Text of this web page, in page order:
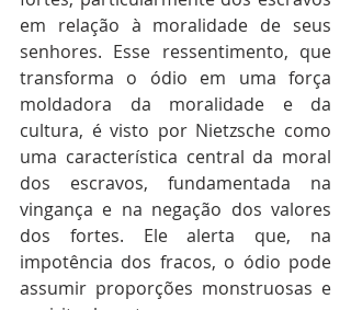
em relação à moralidade de seus
senhores. Esse ressentimento, que
transforma o ódio em uma força
moldadora da moralidade e da
cultura, é visto por Nietzsche como
uma característica central da moral
dos escravos, fundamentada na
vingança e na negação dos valores
dos fortes. Ele alerta que, na
impotência dos fracos, o ódio pode
assumir proporções monstruosas e